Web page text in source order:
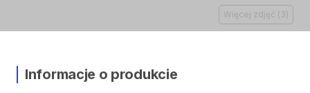
Więcej zdjęć ( 3 )
Informacje o produkcie